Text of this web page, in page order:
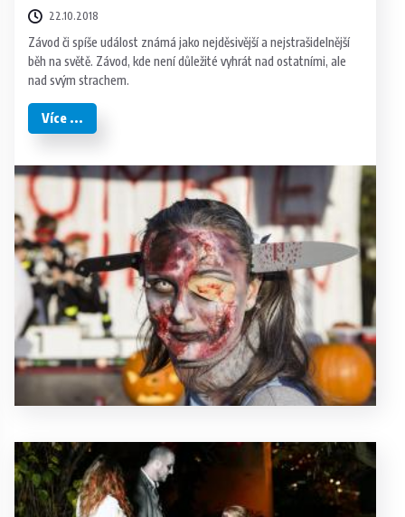
22.10.2018
Závod či spíše událost známá jako nejděsivější a nejstrašidelnější
běh na světě. Závod, kde není důležité vyhrát nad ostatními, ale
nad svým strachem.
Více ...